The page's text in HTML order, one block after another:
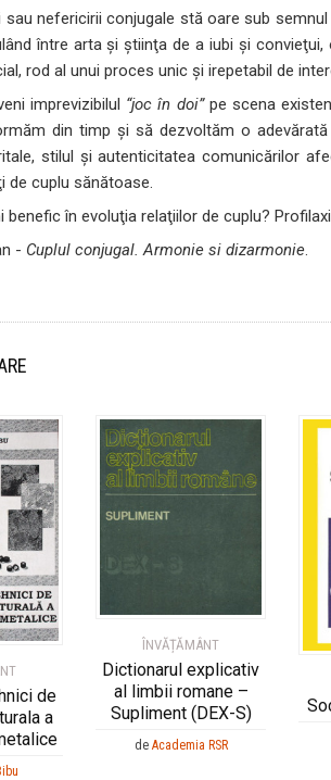
nefericirii conjugale stă oare sub semnul
între arta şi ştiinţa de a iubi şi
rod al unui proces unic şi irepetabil de
imprevizibilul “joc în doi”pe scena
din timp şi să dezvoltăm o adevărată
stilul şi autenticitatea comunicărilor
de cuplu sănătoase.
benefic în evoluţia relaţiilor de cuplu?
- Cuplul conjugal. Armonie si dizarmonie.
de
a
ÎNVĂȚĂMÂNT
Dictionarul explicativ
al limbii romane –
Supliment (DEX-S)
de Academia RSR